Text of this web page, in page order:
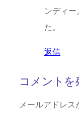
ンディ
た。
返信
コメントを
メールアドレス